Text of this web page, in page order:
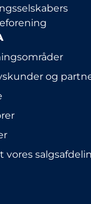
og
vores